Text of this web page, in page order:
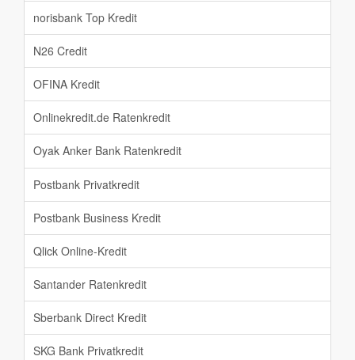
norisbank Top Kredit
N26 Credit
OFINA Kredit
Onlinekredit.de Ratenkredit
Oyak Anker Bank Ratenkredit
Postbank Privatkredit
Postbank Business Kredit
Qlick Online-Kredit
Santander Ratenkredit
Sberbank Direct Kredit
SKG Bank Privatkredit